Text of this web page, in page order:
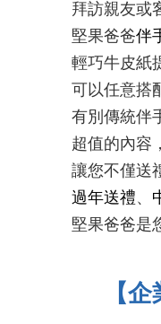
拜訪親友或
堅果爸爸伴
輕巧牛皮紙
可以任意搭
有別傳統伴
超值的內容
讓您不僅送
過年送禮、
堅果爸爸是
【